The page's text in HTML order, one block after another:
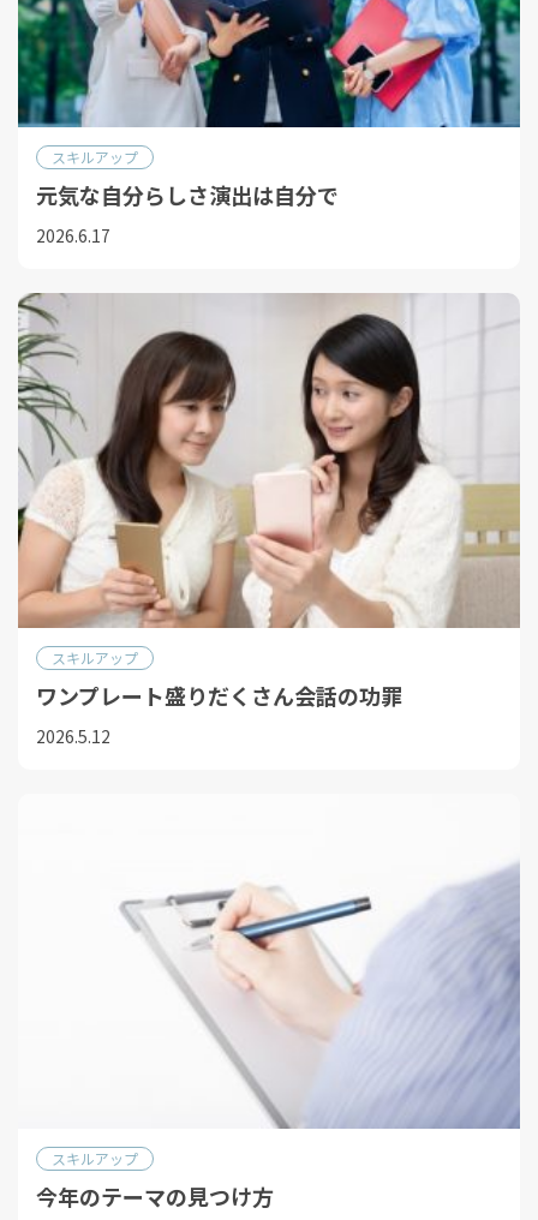
スキルアップ
元気な⾃分らしさ演出は⾃分で
2026.6.17
スキルアップ
ワンプレート盛りだくさん会話の功罪
2026.5.12
スキルアップ
今年のテーマの⾒つけ⽅